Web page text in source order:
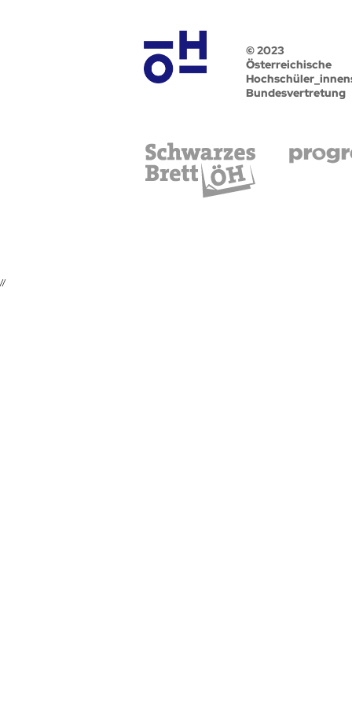
© 2023
Österreichische
Bundesvertretung
//